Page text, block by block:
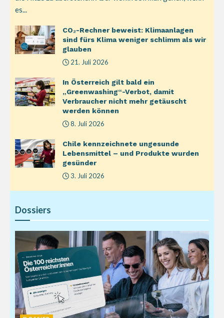
es...
CO₂-Rechner beweist: Klimaanlagen
sind fürs Klima weniger schlimm als wir
glauben
21. Juli 2026
In Österreich gilt bald ein
„Greenwashing“-Verbot, damit
Verbraucher nicht mehr getäuscht
werden können
8. Juli 2026
Chile kennzeichnete ungesunde
Lebensmittel – und Produkte wurden
gesünder
3. Juli 2026
Dossiers